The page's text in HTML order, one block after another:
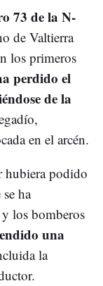
73 de la N-
de Valtierra
los primeros
perdido el
de la
en el arcén.
hubiera podido
ha
los bomberos
una
la